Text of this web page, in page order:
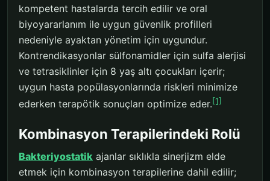
kompetent hastalarda tercih edilir ve oral
biyoyararlanım ile uygun güvenlik profilleri
nedeniyle ayaktan yönetim için uygundur.
Kontrendikasyonlar sülfonamidler için sulfa alerjisi
ve tetrasiklinler için 8 yaş altı çocukları içerir;
uygun hasta popülasyonlarında riskleri minimize
ederken terapötik sonuçları optimize eder.[1]
Kombinasyon Terapilerindeki Rolü
Bakteriyostatik ajanlar sıklıkla sinerjizm elde
etmek için kombinasyon terapilerine dahil edilir;